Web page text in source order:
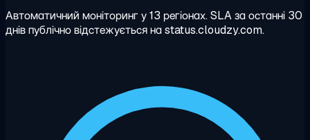
Автоматичний моніторинг у 13 регіонах. SLA за останні 30
днів публічно відстежується на status.cloudzy.com.